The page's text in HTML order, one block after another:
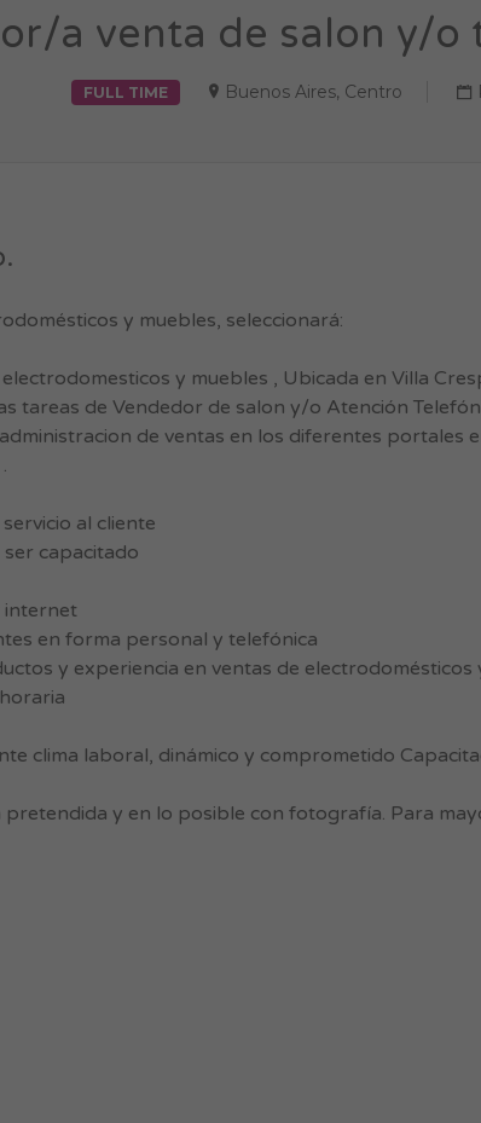
a venta de salon y/o
FULL TIME Buenos Aires, Centro
y muebles, seleccionará:
y muebles , Ubicada en Villa
tareas de Vendedor de salon y/o Atención
de ventas en los diferentes portales
al cliente
capacitado
internet
en forma personal y telefónica
y experiencia en ventas de electrodomésticos
clima laboral, dinámico y comprometido
pretendida y en lo posible con fotografía. Para